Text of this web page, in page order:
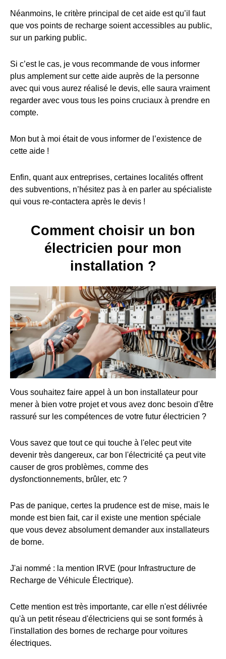
Néanmoins, le critère principal de cet aide est qu’il faut
que vos points de recharge soient accessibles au public,
sur un parking public.
Si c’est le cas, je vous recommande de vous informer
plus amplement sur cette aide auprès de la personne
avec qui vous aurez réalisé le devis, elle saura vraiment
regarder avec vous tous les poins cruciaux à prendre en
compte.
Mon but à moi était de vous informer de l’existence de
cette aide !
Enfin, quant aux entreprises, certaines localités offrent
des subventions, n’hésitez pas à en parler au spécialiste
qui vous re-contactera après le devis !
Comment choisir un bon
électricien pour mon
installation ?
Vous souhaitez faire appel à un bon installateur pour
mener à bien votre projet et vous avez donc besoin d'être
rassuré sur les compétences de votre futur électricien ?
Vous savez que tout ce qui touche à l'elec peut vite
devenir très dangereux, car bon l'électricité ça peut vite
causer de gros problèmes, comme des
dysfonctionnements, brûler, etc ?
Pas de panique, certes la prudence est de mise, mais le
monde est bien fait, car il existe une mention spéciale
que vous devez absolument demander aux installateurs
de borne.
J'ai nommé : la mention IRVE (pour Infrastructure de
Recharge de Véhicule Électrique).
Cette mention est très importante, car elle n'est délivrée
qu'à un petit réseau d'électriciens qui se sont formés à
l'installation des bornes de recharge pour voitures
électriques.